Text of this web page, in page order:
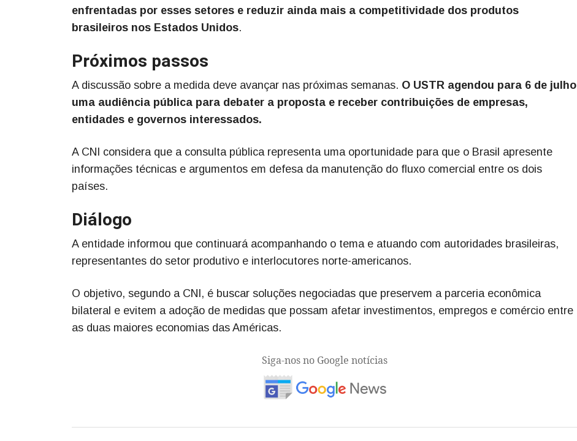
enfrentadas por esses setores e reduzir ainda mais a competitividade dos produtos
brasileiros nos Estados Unidos.
Próximos passos
A discussão sobre a medida deve avançar nas próximas semanas. O USTR agendou para 6 de julho
uma audiência pública para debater a proposta e receber contribuições de empresas,
entidades e governos interessados.
A CNI considera que a consulta pública representa uma oportunidade para que o Brasil apresente
informações técnicas e argumentos em defesa da manutenção do fluxo comercial entre os dois
países.
Diálogo
A entidade informou que continuará acompanhando o tema e atuando com autoridades brasileiras,
representantes do setor produtivo e interlocutores norte-americanos.
O objetivo, segundo a CNI, é buscar soluções negociadas que preservem a parceria econômica
bilateral e evitem a adoção de medidas que possam afetar investimentos, empregos e comércio entre
as duas maiores economias das Américas.
Siga-nos no Google notícias